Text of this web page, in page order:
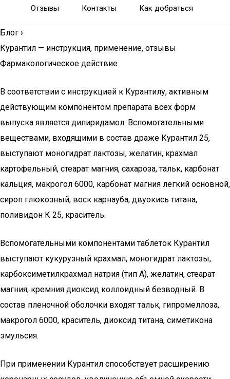
Отзывы Контакты Как добраться
Блог ›
Курантил — инструкция, применение, отзывы
Фармакологическое действие
В соответствии с инструкцией к Курантилу, активным
действующим компонентом препарата всех форм
выпуска является дипиридамол. Вспомогательными
веществами, входящими в состав драже Курантил 25,
выступают моногидрат лактозы, желатин, крахмал
картофельный, стеарат магния, сахароза, тальк, карбонат
кальция, макрогол 6000, карбонат магния легкий основной,
сироп глюкозный, воск карнауба, двуокись титана,
поливидон К 25, краситель.
Вспомогательными компонентами таблеток Курантил
выступают кукурузный крахмал, моногидрат лактозы,
карбоксиметилкрахмал натрия (тип А), желатин, стеарат
магния, кремния диоксид коллоидный безводный. В
состав пленочной оболочки входят тальк, гипромеллоза,
макрогол 6000, краситель, диоксид титана, симетикона
эмульсия.
При применении Курантил способствует расширению